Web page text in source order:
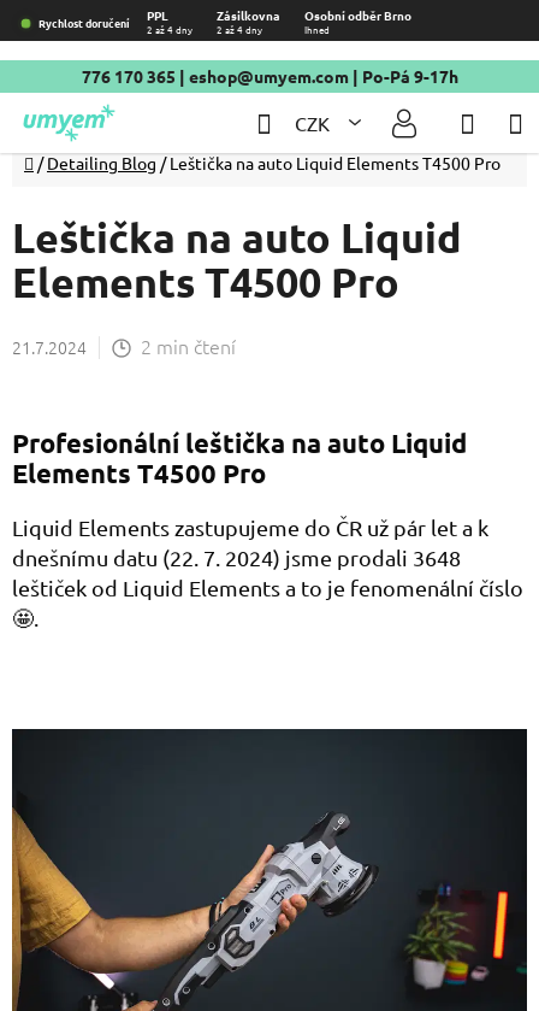
Přejít
na
obsah
Rychlost doručení PPL Zásilkovna Osobní odběr Brno
2 až 4 dny 2 až 4 dny Ihned
776 170 365 | eshop@umyem.com| Po-Pá 9-17h
CZK
Hledat
Domů
/ Detailing Blog / Leštička na auto Liquid Elements T4500 Pro
Leštička na auto Liquid
Elements T4500 Pro
21.7.2024 2 min čtení
Profesionální leštička na auto Liquid
Elements T4500 Pro
Liquid Elements zastupujeme do ČR už pár let a k
dnešnímu datu (22. 7. 2024) jsme prodali 3648
leštiček od Liquid Elements a to je fenomenální číslo
🤩.